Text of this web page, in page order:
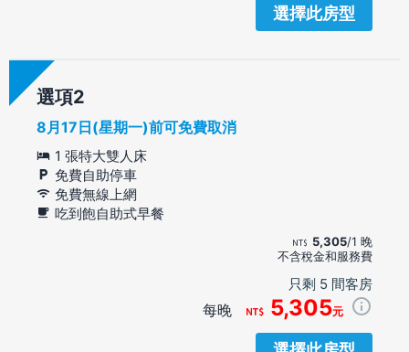
選擇此房型
選項
8月17日(星期一)前可免費取消
1 張特大雙人床
免費自助停車
免費無線上網
吃到飽自助式早餐
5,305/1 晚
不含稅金和服務費
只剩 5 間客房
每晚 5,305元